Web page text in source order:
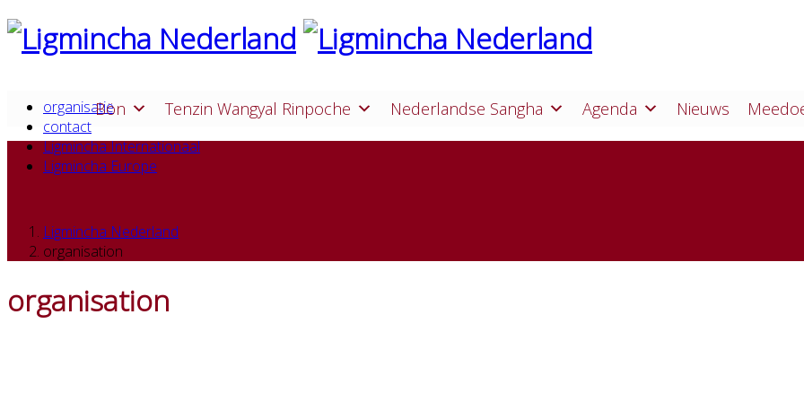
organisatie
contact
Ligmincha Internationaal
Ligmincha Europe
Bön Tenzin Wangyal Rinpoche Nederlandse Sangha Agenda Nieuws
Ligmincha Nederland
organisation
organisation